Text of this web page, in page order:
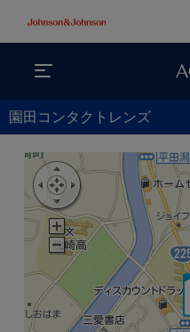
園田コンタクトレンズ